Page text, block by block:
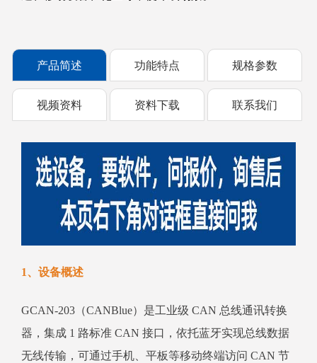
产品简述 功能特点 规格参数
视频资料 资料下载 联系我们
1、设备概述
GCAN-203（CANBlue）是工业级 CAN 总线通讯转换
器，集成 1 路标准 CAN 接口，依托蓝牙实现总线数据
无线传输，可通过手机、平板等移动终端访问 CAN 节